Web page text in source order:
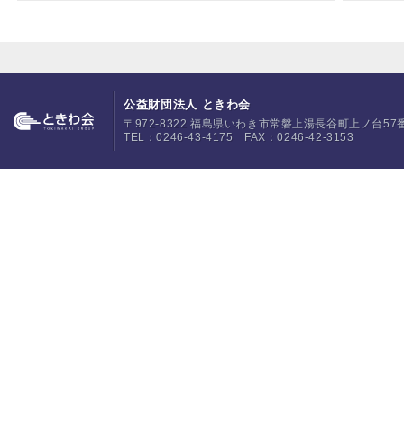
公益財団法人 ときわ会
〒972-8322 福島県いわき市常磐上湯長谷町上ノ台57
TEL：0246-43-4175 FAX：0246-42-3153